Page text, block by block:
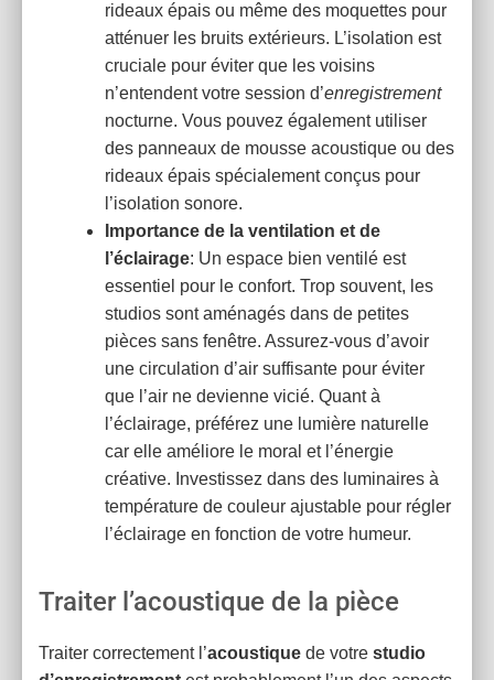
rideaux épais ou même des moquettes pour
atténuer les bruits extérieurs. L’isolation est
cruciale pour éviter que les voisins
n’entendent votre session d’enregistrement
nocturne. Vous pouvez également utiliser
des panneaux de mousse acoustique ou des
rideaux épais spécialement conçus pour
l’isolation sonore.
Importance de la ventilation et de
l’éclairage: Un espace bien ventilé est
essentiel pour le confort. Trop souvent, les
studios sont aménagés dans de petites
pièces sans fenêtre. Assurez-vous d’avoir
une circulation d’air suffisante pour éviter
que l’air ne devienne vicié. Quant à
l’éclairage, préférez une lumière naturelle
car elle améliore le moral et l’énergie
créative. Investissez dans des luminaires à
température de couleur ajustable pour régler
l’éclairage en fonction de votre humeur.
Traiter l’acoustique de la pièce
Traiter correctement l’acoustique de votre studio